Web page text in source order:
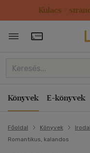
Kulacs /
Törzsvásárlói
Könyvek E-könyvek
Főoldal Könyvek
Romantikus, kalandos